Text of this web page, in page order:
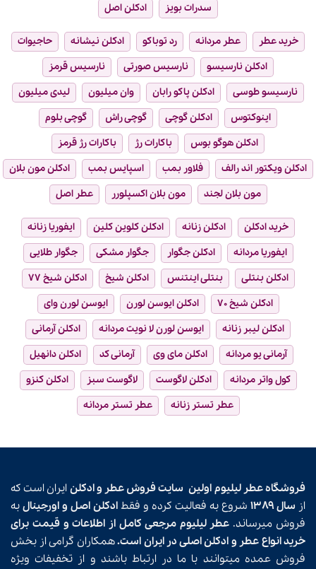
سدرات بویز
ادکلن اصل
خرید عطر عطر مردانه رد توباکو ادکلن نیشانه
حاجیوات
ادکلن نارسیسو
نارسیس صورتی
نارسیس قرمز
نارسیسو طوسی
ادکلن پاکو رابان وان میلیون
لیدی میلیون
اینوکتوس
ادکلن گوچی گوچی راش
گوچی بلوم
ادکلن هوگو بوس
باکارات رژ
باکارات رژ قرمز
ادکلن ویکتور اند رالف
فلاور بمب اسپایس بمب
ادکلن مون بلان
مون بلان لجند
مون بلان اکسپلورر عطر اصل
خرید ادکلن ادکلن زنانه ادکلن کلوین کلین
ایفوریا زنانه
ایفوریا مردانه
ادکلن جگوار جگوار مشکی
جگوار طلایی
ادکلن بنتلی
بنتلی اینتنس ادکلن شیخ
ادکلن شیخ ۷۷
ادکلن شیخ ۷۰
ادکلن ایوسن لورن
ایوسن لورن وای
ادکلن لیبر زنانه
ایوسن لورن لا نویت مردانه
ادکلن آرمانی
آرمانی یو مردانه
ادکلن مای وی آرمانی کد
ادکلن دانهیل
کول واتر مردانه
ادکلن لاگوست لاگوست سبز
ادکلن کنزو
عطر تستر زنانه
عطر تستر مردانه
فروشگاه عطر لیلیوم اولین سایت فروش عطر و ادکلن ایران است که
از سال ۱۳۸۹ شروع به فعالیت کرده و فقط ادکلن اصل و اورجینال به
فروش میرساند. عطر لیلیوم مرجعی کامل از اطلاعات و قیمت برای
خرید انواع عطر و ادکلن اصلی در ایران است.همکاران گرامی از بخش
فروش عمده میتوانند با ما در ارتباط باشند و از تخفیفات ویژه